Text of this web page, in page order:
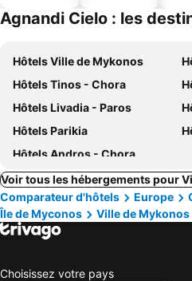
Agnandi Cielo : les
Hôtels Ville de Mykonos
Hôtels Tinos - Chora
Hôtels Livadia - Paros
Hôtels Parikia
Hôtels Andros - Chora
Voir tous les hébergements pour
Comparateur d'hôtels
Europe
Île de Myconos
Ville de Mykonos
Choisissez votre pays